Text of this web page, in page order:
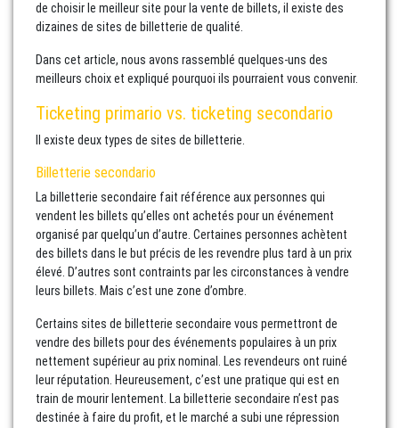
de choisir le meilleur site pour la vente de billets, il existe des
dizaines de sites de billetterie de qualité.
Dans cet article, nous avons rassemblé quelques-uns des
meilleurs choix et expliqué pourquoi ils pourraient vous convenir.
Ticketing primario vs. ticketing secondario
Il existe deux types de sites de billetterie.
Billetterie secondario
La billetterie secondaire fait référence aux personnes qui
vendent les billets qu’elles ont achetés pour un événement
organisé par quelqu’un d’autre. Certaines personnes achètent
des billets dans le but précis de les revendre plus tard à un prix
élevé. D’autres sont contraints par les circonstances à vendre
leurs billets. Mais c’est une zone d’ombre.
Certains sites de billetterie secondaire vous permettront de
vendre des billets pour des événements populaires à un prix
nettement supérieur au prix nominal. Les revendeurs ont ruiné
leur réputation. Heureusement, c’est une pratique qui est en
train de mourir lentement. La billetterie secondaire n’est pas
destinée à faire du profit, et le marché a subi une répression